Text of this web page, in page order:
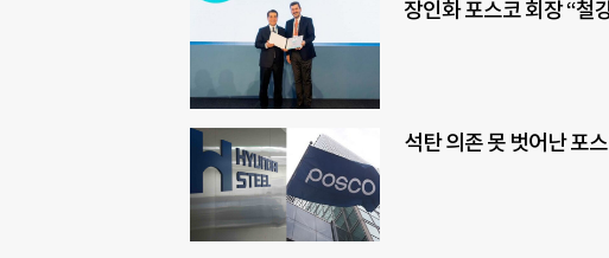
장인화 포스코 회장 “철
석탄 의존 못 벗어난 포